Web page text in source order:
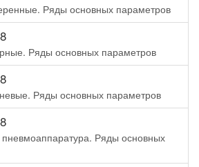
Ряды основных параметров
Ряды основных параметров
Ряды основных параметров
Ряды основных